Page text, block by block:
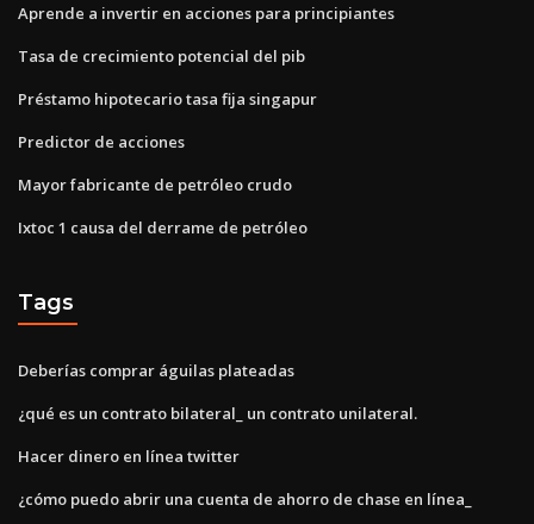
Aprende a invertir en acciones para principiantes
Tasa de crecimiento potencial del pib
Préstamo hipotecario tasa fija singapur
Predictor de acciones
Mayor fabricante de petróleo crudo
Ixtoc 1 causa del derrame de petróleo
Tags
Deberías comprar águilas plateadas
¿qué es un contrato bilateral_ un contrato unilateral.
Hacer dinero en línea twitter
¿cómo puedo abrir una cuenta de ahorro de chase en línea_